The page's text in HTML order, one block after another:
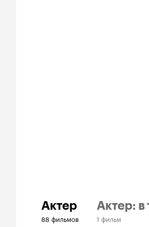
Актер
88 фильмов
Актер: в
1 фильм